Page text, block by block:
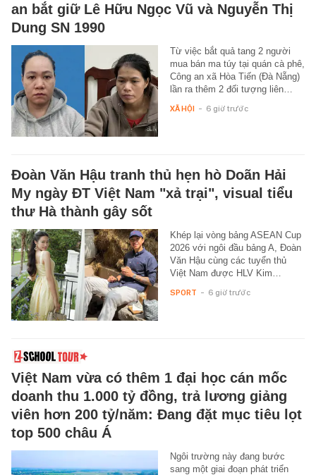
an bắt giữ Lê Hữu Ngọc Vũ và Nguyễn Thị
Dung SN 1990
Từ việc bắt quả tang 2 người
mua bán ma túy tại quán cà phê,
Công an xã Hòa Tiến (Đà Nẵng)
lần ra thêm 2 đối tượng liên…
XÃ HỘI - 6 giờ trước
Đoàn Văn Hậu tranh thủ hẹn hò Doãn Hải
My ngày ĐT Việt Nam "xả trại", visual tiểu
thư Hà thành gây sốt
Khép lại vòng bảng ASEAN Cup
2026 với ngôi đầu bảng A, Đoàn
Văn Hậu cùng các tuyển thủ
Việt Nam được HLV Kim…
SPORT - 6 giờ trước
Việt Nam vừa có thêm 1 đại học cán mốc
doanh thu 1.000 tỷ đồng, trả lương giảng
viên hơn 200 tỷ/năm: Đang đặt mục tiêu lọt
top 500 châu Á
Ngôi trường này đang bước
sang một giai đoạn phát triển